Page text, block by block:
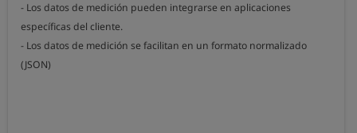
- Los datos de medición pueden integrarse en aplicaciones
específicas del cliente.
- Los datos de medición se facilitan en un formato normalizado
(JSON)